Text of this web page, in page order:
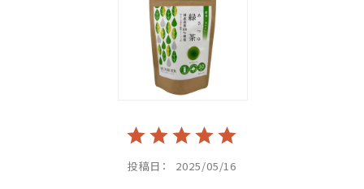
投稿日 2025/05/16